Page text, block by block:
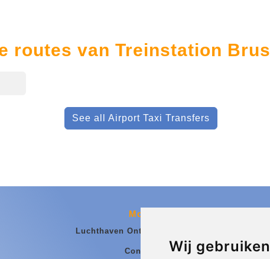
Wij
routes van Treinstation
See all Airport Taxi Transfers
More
Luchthaven Ontmoetingsplaats
Contact